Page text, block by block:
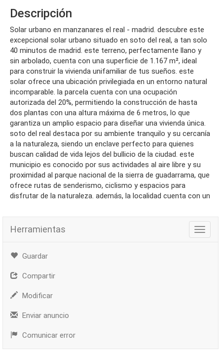
Descripción
solar urbano en manzanares el real - madrid. descubre este
excepcional solar urbano situado en soto del real, a tan solo
40 minutos de madrid. este terreno, perfectamente llano y
sin arbolado, cuenta con una superficie de 1.167 m², ideal
para construir la vivienda unifamiliar de tus sueños. este
solar ofrece una ubicación privilegiada en un entorno natural
incomparable. la parcela cuenta con una ocupación
autorizada del 20%, permitiendo la construcción de hasta
dos plantas con una altura máxima de 6 metros, lo que
garantiza un amplio espacio para diseñar una vivienda única.
soto del real destaca por su ambiente tranquilo y su cercanía
a la naturaleza, siendo un enclave perfecto para quienes
buscan calidad de vida lejos del bullicio de la ciudad. este
municipio es conocido por sus actividades al aire libre y su
proximidad al parque nacional de la sierra de guadarrama, que
ofrece rutas de senderismo, ciclismo y espacios para
disfrutar de la naturaleza. además, la localidad cuenta con un
Herramientas
Guardar
Compartir
Modificar
Enviar anuncio
Comunicar error